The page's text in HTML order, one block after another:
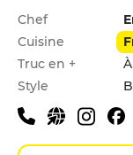
Infos
Chef
Cuisine
Truc en +
Style